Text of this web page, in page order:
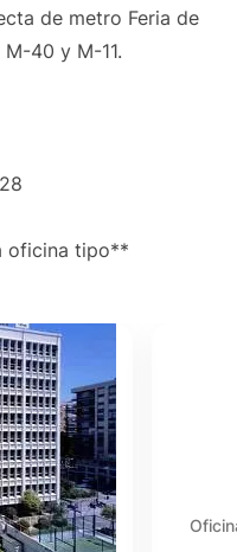
de metro Feria de
40 y M-11.
oficina tipo**